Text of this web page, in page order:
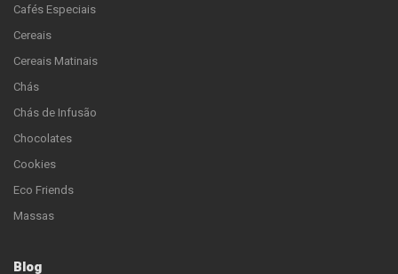
Cafés Especiais
Cereais
Cereais Matinais
Chás
Chás de Infusão
Chocolates
Cookies
Eco Friends
Massas
Blog